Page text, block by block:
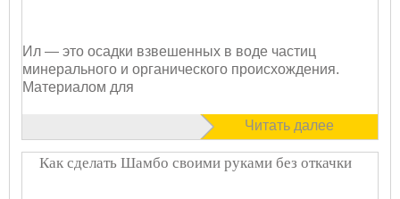
Ил — это осадки взвешенных в воде частиц
минерального и органического происхождения.
Материалом для
Читать далее
Как сделать Шамбо своими руками без откачки